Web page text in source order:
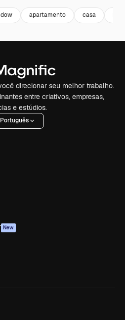
apartamento casa
direcionar seu melhor trabalho.
entre criativos, empresas,
e estúdios.
Português
New